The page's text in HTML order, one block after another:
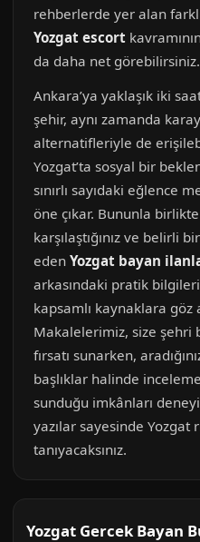
rehberlerde yer alan
Yozgat escort
da daha net görebilirsiniz.
Ankara’ya yaklaşık iki
şehir, aynı zamanda
alternatifleriyle de
Yozgat’ta sosyal bir
sınırlı sayıdaki eğlence
öne çıkar. Bununla
karşılaştığınız ve belirli
eden Yozgat bayan
arkasındaki pratik
kapsamlı kaynaklara göz
Makalelerimiz, size şehri
fırsatı sunarken,
başlıklar halinde
sunduğu imkânları
yazılar sayesinde Yozgat
tanıyacaksınız.
Yozgat Gercek Bayan